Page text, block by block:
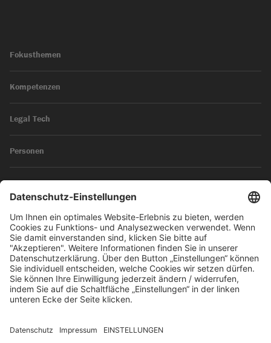
Fokusthemen
Kompetenzen
Legal Tech
Personen
News
Impressum
Datenschutz